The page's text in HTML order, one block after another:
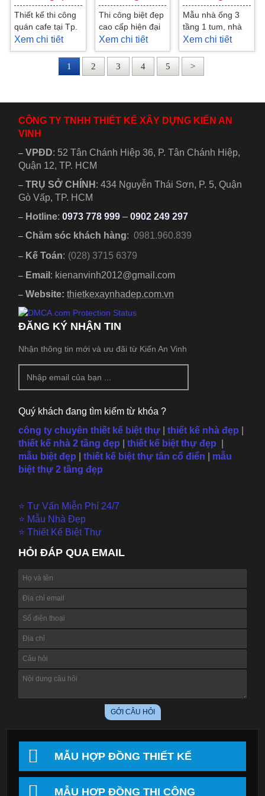
Thiết kế thi công
quán cafe tại Tp.
HCM, giá tư vấn
thiết kế quán cafe
tại Gò Vấp, thiết...
Xem chi tiết
Thi công biệt đẹp
cao cấp hiện đại
ở phan thiết
Xem chi tiết
Mẫu nhà ống 3
tầng 1 tum, nhà
cô Nhung Quận
10 mạng kiến trúc
mái thái pha lẫn
hiện đại...
Xem chi tiết
1 2 3 4 5 >
CÔNG TY TNHH THIẾT KẾ XÂY DỰNG KIẾN AN
VINH
–VPĐD: 52 Tân Chánh Hiệp 36, P. Tân Chánh Hiệp,
Quận 12, TP. HCM
– TRỤ SỞ CHÍNH :434 Nguyễn Thái Sơn, P. 5, Quận
Gò Vấp, TP. HCM
– Hotline: 0973 778 999 –0902 249 297
– Chăm sóc khách hàng: 0981.960.839
– Kế Toán: (028) 3715 6379
– Email : kienanvinh2012@gmail.com
– Website:thietkexaynhadep.com.vn
ĐĂNG KÝ NHẬN TIN
Nhận thông tin mới và ưu đãi từ Kiến An Vinh
Quý khách đang tìm kiếm từ khóa ?
công ty chuyên thiết kế biệt thự |thiết kế nhà đẹp
thiết kế nhà 2 tầng đẹp
thiết kế biệt thự đẹp
mẫu biệt đẹp thiết kế biệt thự tân cổ điển
mẫu
biệt thự 2 tầng đẹp
⭐ Tư Vấn Miễn Phí 24/7
⭐ Mẫu Nhà Đẹp
⭐ Thiết Kế Biệt Thự
HỎI ĐÁP QUA EMAIL
MẪU HỢP ĐỒNG THIẾT KẾ
MẪU HỢP ĐỒNG THI CÔNG